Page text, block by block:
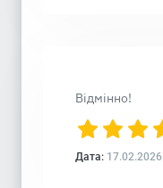
Відмінно!
Дата: 17.02.2026